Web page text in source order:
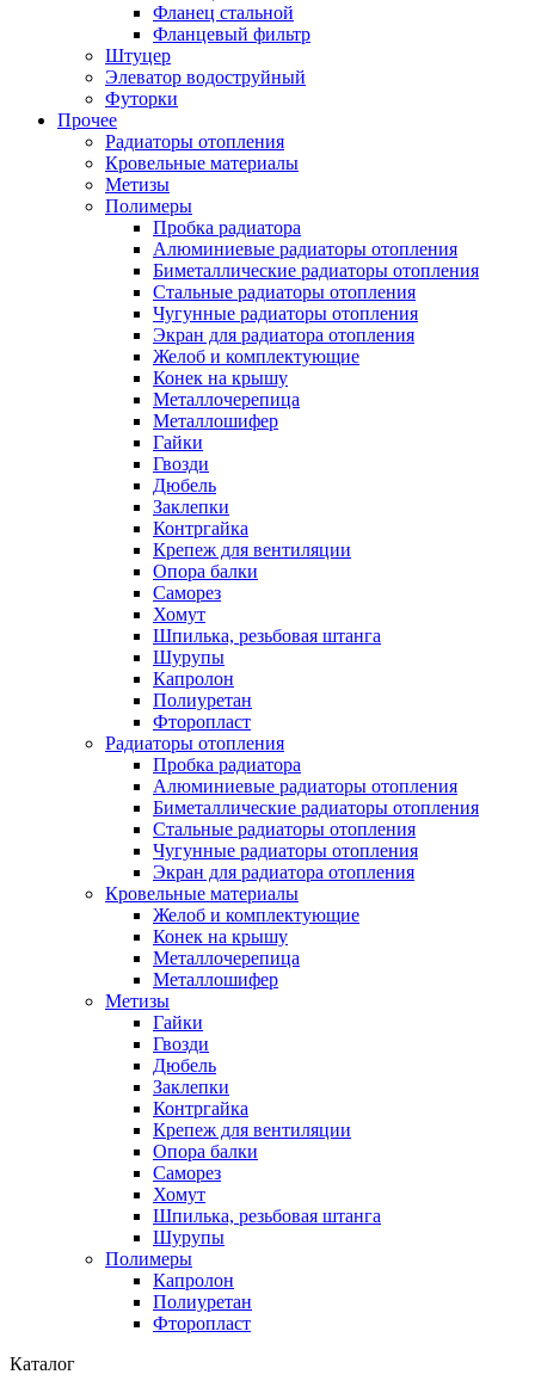
Фланец стальной
Фланцевый фильтр
Штуцер
Элеватор водоструйный
Футорки
Прочее
Радиаторы отопления
Кровельные материалы
Метизы
Полимеры
Пробка радиатора
Алюминиевые радиаторы отопления
Биметаллические радиаторы отопления
Стальные радиаторы отопления
Чугунные радиаторы отопления
Экран для радиатора отопления
Желоб и комплектующие
Конек на крышу
Металлочерепица
Металлошифер
Гайки
Гвозди
Дюбель
Заклепки
Контргайка
Крепеж для вентиляции
Опора балки
Саморез
Хомут
Шпилька, резьбовая штанга
Шурупы
Капролон
Полиуретан
Фторопласт
Радиаторы отопления
Пробка радиатора
Алюминиевые радиаторы отопления
Биметаллические радиаторы отопления
Стальные радиаторы отопления
Чугунные радиаторы отопления
Экран для радиатора отопления
Кровельные материалы
Желоб и комплектующие
Конек на крышу
Металлочерепица
Металлошифер
Метизы
Гайки
Гвозди
Дюбель
Заклепки
Контргайка
Крепеж для вентиляции
Опора балки
Саморез
Хомут
Шпилька, резьбовая штанга
Шурупы
Полимеры
Капролон
Полиуретан
Фторопласт
Каталог